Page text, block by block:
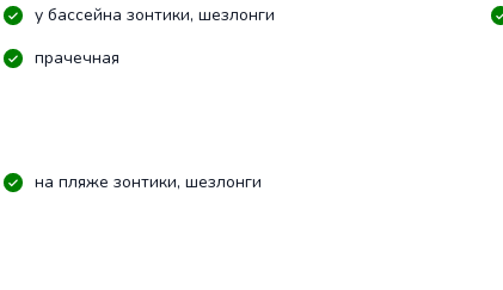
у бассейна зонтики, шезлонги
прачечная
на пляже зонтики, шезлонги